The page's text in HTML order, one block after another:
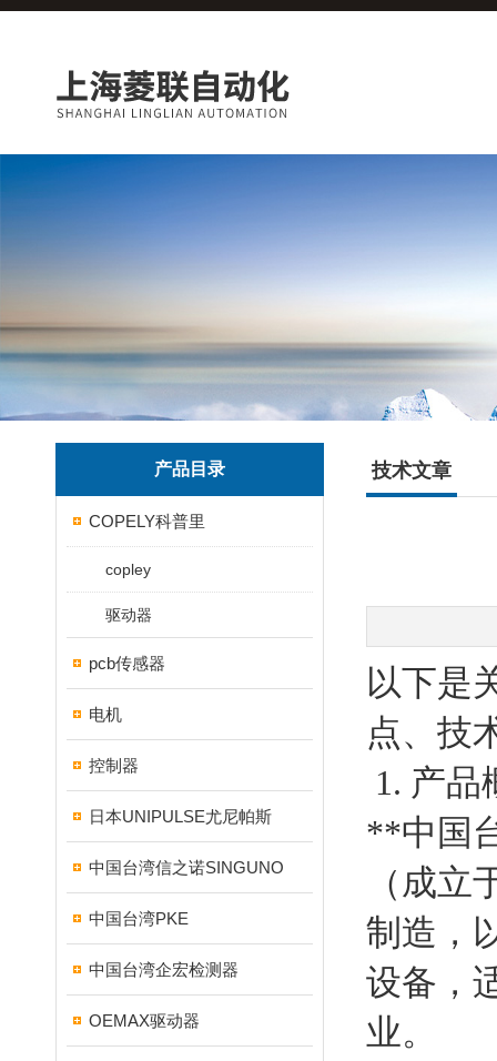
产品目录
COPELY科普里
copley
驱动器
pcb传感器
电机
控制器
日本UNIPULSE尤尼帕斯
中国台湾信之诺SINGUNO
中国台湾PKE
中国台湾企宏检测器
OEMAX驱动器
技术文章
以下是
点、技
1. 产品
**中国
（成
制造，
设备，
业。